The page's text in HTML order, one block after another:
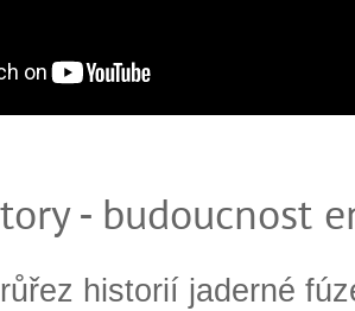
- budoucnost
historií jaderné